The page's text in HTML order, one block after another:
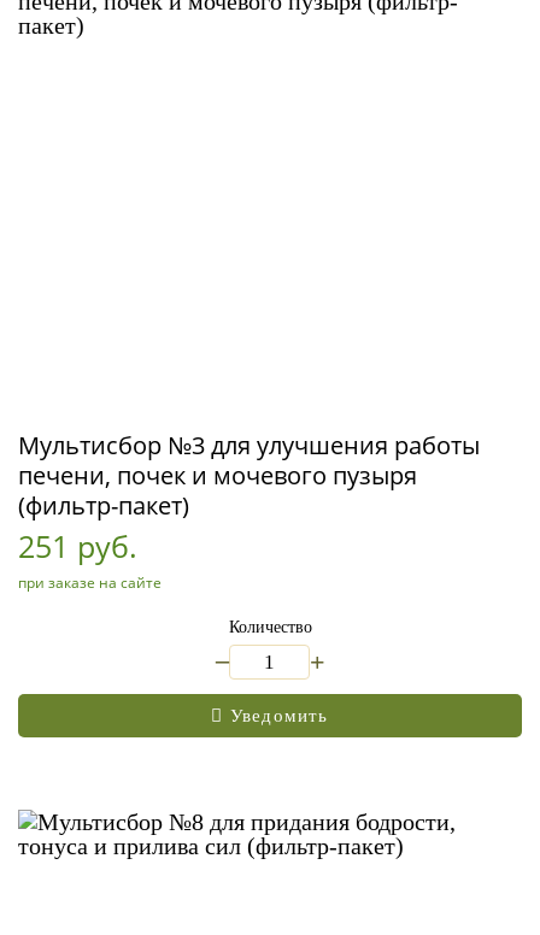
Мультисбор №3 для улучшения работы
печени, почек и мочевого пузыря
(фильтр-пакет)
251 руб.
при заказе на сайте
Количество
+
Уведомить